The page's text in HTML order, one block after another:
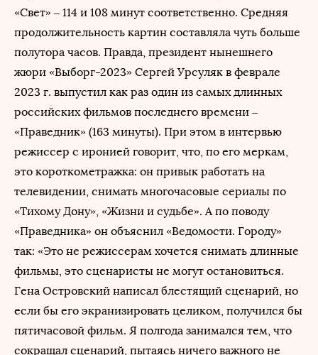
«Свет» – 114 и 108 минут соответственно. Средняя
продолжительность картин составляла чуть больше
полутора часов. Правда, президент нынешнего
жюри «Выборг-2023» Сергей Урсуляк в феврале
2023 г. выпустил как раз один из самых длинных
российских фильмов последнего времени –
«Праведник» (163 минуты). При этом в интервью
режиссер с иронией говорит, что, по его меркам,
это короткометражка: он привык работать на
телевидении, снимать многочасовые сериалы по
«Тихому Дону», «Жизни и судьбе». А по поводу
«Праведника» он объяснил «Ведомости. Городу»
так: «Это не режиссерам хочется снимать длинные
фильмы, это сценаристы не могут остановиться.
Гена Островский написал блестящий сценарий, но
если бы его экранизировать целиком, получился бы
пятичасовой фильм. Я полгода занимался тем, что
сокращал сценарий, пытаясь ничего важного не